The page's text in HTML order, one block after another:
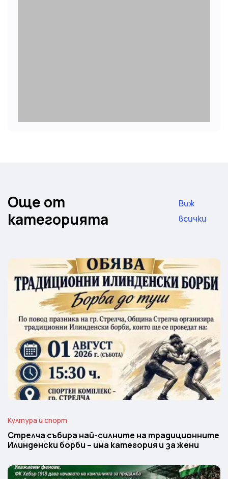
Още от
категорията
Виж
всички
Култура и спорт
Стрелча събира най-силните на традиционните
Илинденски борби – има категория и за жени